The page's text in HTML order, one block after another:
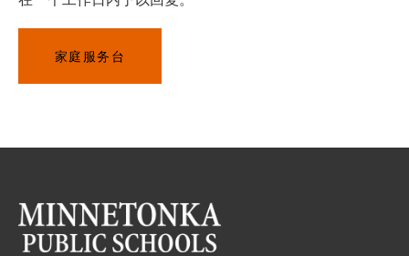
家庭服务台